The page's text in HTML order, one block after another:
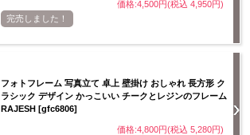
価格:4,500円(税込 4,950円)
完売しました！
フォトフレーム 写真立て 卓上 壁掛け おしゃれ 長方形 ク
ラシック デザイン かっこいい チークとレジンのフレーム
RAJESH [gfc6806]
価格:4,800円(税込 5,280円)